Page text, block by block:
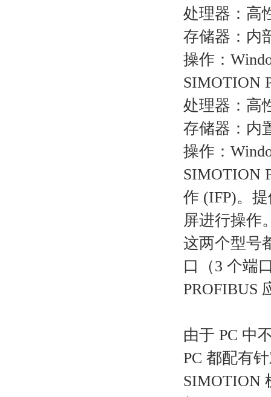
处理器：高
存储器：内
操作：
SIMOTION
处理器：高
存储器：内
操作：
SIMOTION
作 (IFP)。
屏进行操作
这两个型号
口（3 个端
PROFIBUS
由于 PC 中
PC 都配有
SIMOTION